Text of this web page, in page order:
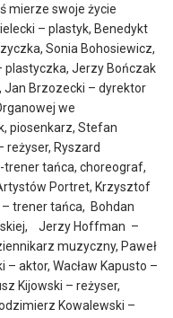
mierze swoje życie
– plastyk, Benedykt
Sonia Bohosiewicz,
plastyczka, Jerzy Bończak
Jan Brzozecki – dyrektor
we
piosenkarz, Stefan
reżyser, Ryszard
tańca, choreograf,
Portret, Krzysztof
trener tańca, Bohdan
Jerzy Hoffman –
muzyczny, Paweł
– aktor, Wacław Kapusto –
Kijowski – reżyser,
Kowalewski –